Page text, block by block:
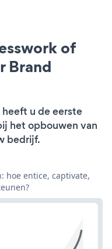
of
Brand
u de eerste
het opbouwen van
bedrijf.
hoe entice, captivate,